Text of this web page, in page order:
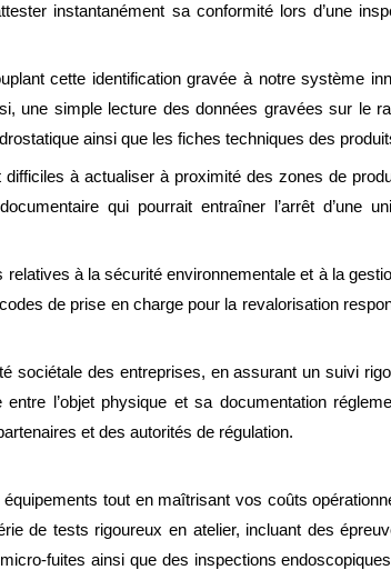
instantanément sa conformité lors d’une
cette identification gravée à notre système
une simple lecture des données gravées sur le
ainsi que les fiches techniques des
à actualiser à proximité des zones de
qui pourrait entraîner l’arrêt d’une
à la sécurité environnementale et à la
de prise en charge pour la revalorisation
sociétale des entreprises, en assurant un suivi
l’objet physique et sa documentation
et des autorités de régulation.
tout en maîtrisant vos coûts
de tests rigoureux en atelier, incluant des
fuites ainsi que des inspections